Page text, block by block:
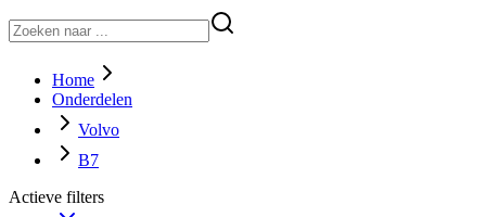
Home
Onderdelen
Volvo
B7
Actieve filters